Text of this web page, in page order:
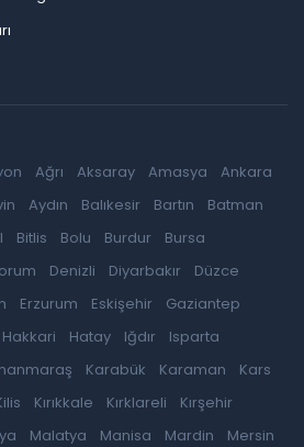
Ağrı Aksaray Amasya
Ankara
Aydın Balıkesir Bartın
Batman
Bitlis Bolu Burdur
Bursa
Denizli Diyarbakır
Düzce
Erzurum Eskişehir
Gaziantep
Hakkari Hatay Iğdır
Isparta
Karabük Karaman
Kars
Kırıkkale Kırklareli
Kırşehir
Malatya Manisa Mardin
Mersin